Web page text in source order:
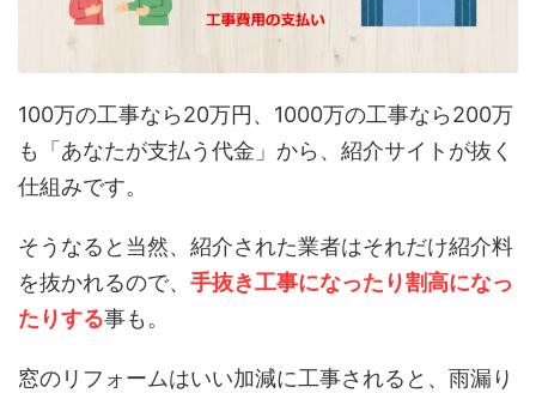
100万の工事なら20万円、1000万の工事なら200万
も「あなたが支払う代金」から、紹介サイトが抜く
仕組みです。
そうなると当然、紹介された業者はそれだけ紹介料
を抜かれるので、 手抜き工事になったり割高になっ
たりする事も。
窓のリフォームはいい加減に工事されると、雨漏り